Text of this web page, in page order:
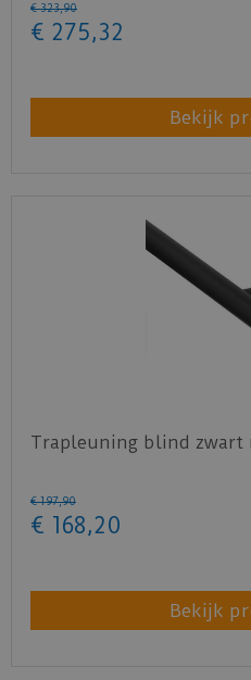
€ 323,90
€ 275,32
Bekijk
Trapleuning blind zwart
€ 197,90
€ 168,20
Bekijk